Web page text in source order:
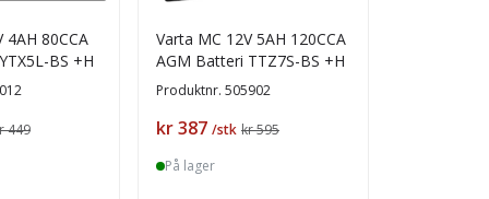
4AH 80CCA
BS +H
449
Varta MC 12V 5AH 120CCA
AGM Batteri TTZ7S-BS +H
Produktnr. 505902
Pris
kr 387 /stk kr 595
På lager